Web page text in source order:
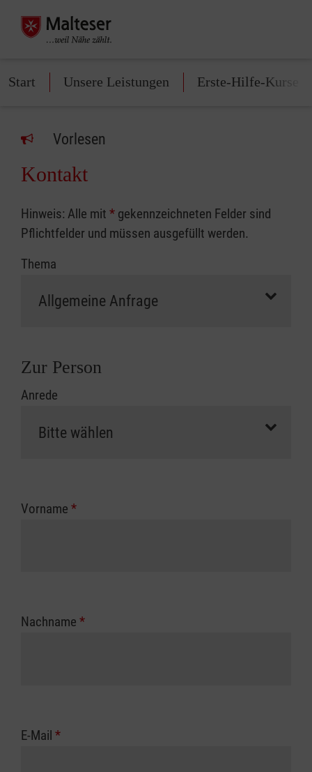
Start Unsere Leistungen Erste-Hilfe-Kurse
Vorlesen
Kontakt
Hinweis: Alle mit * gekennzeichneten Felder sind
Pflichtfelder und müssen ausgefüllt werden.
Thema
Zur Person
Anrede
Vorname *
Nachname *
E-Mail *